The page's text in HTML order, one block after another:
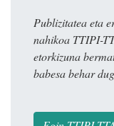
Publizitatea eta
nahikoa TTIPI-
etorkizuna
babesa behar